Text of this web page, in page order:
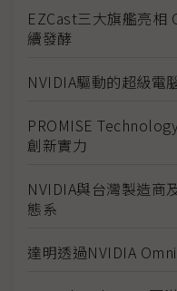
EZCast三大旗艦亮相
續發酵
NVIDIA驅動的超級電
PROMISE
創新實力
NVIDIA與台灣製造商
態系
達明透過NVIDIA